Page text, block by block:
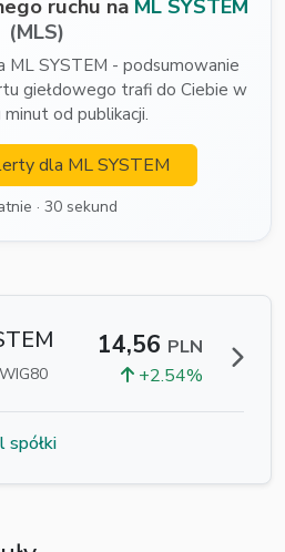
ruchu na ML SYSTEM
(MLS)
ML SYSTEM - podsumowanie
giełdowego trafi do Ciebie w
minut od publikacji.
dla ML SYSTEM
· 30 sekund
14,56 PLN
+2.54%
spółki